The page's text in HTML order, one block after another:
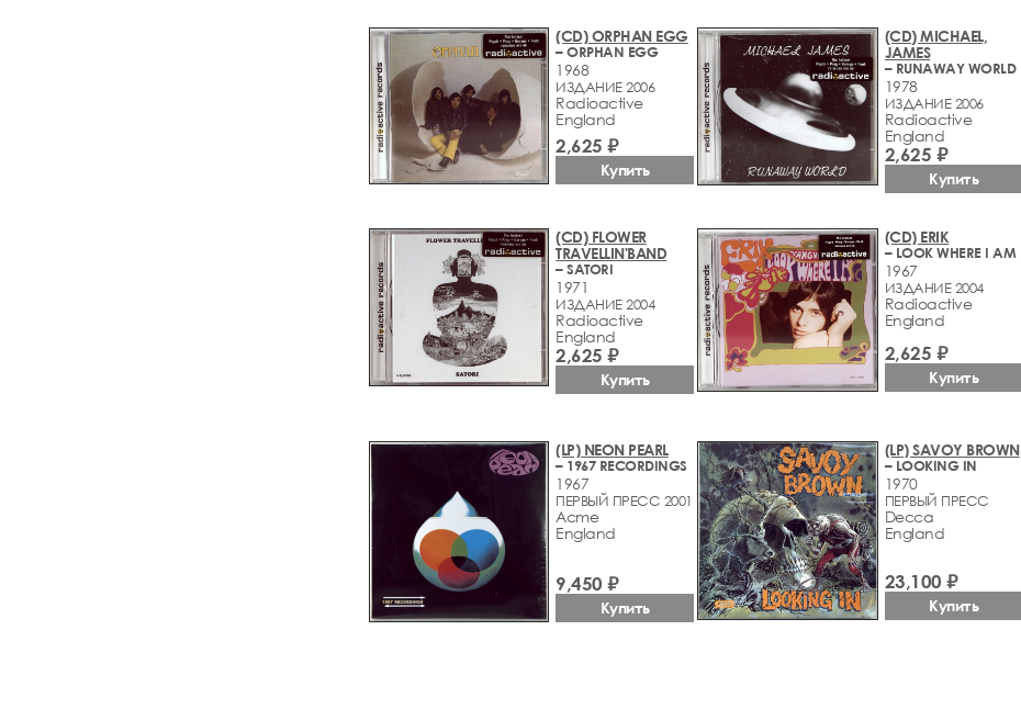
(CD) ORPHAN EGG
– ORPHAN EGG
1968
ИЗДАНИЕ 2006
Radioactive
England
2,625 ₽
Купить
(CD) MICHAEL,
JAMES
– RUNAWAY WORLD
1978
ИЗДАНИЕ 2006
Radioactive
England
2,625 ₽
Купить
(CD) FLOWER
TRAVELLIN'BAND
– SATORI
1971
ИЗДАНИЕ 2004
Radioactive
England
2,625 ₽
Купить
(CD) ERIK
– LOOK WHERE I AM
1967
ИЗДАНИЕ 2004
Radioactive
England
2,625 ₽
Купить
(LP) NEON PEARL
– 1967 RECORDINGS
1967
ПЕРВЫЙ ПРЕСС 2001
Acme
England
9,450 ₽
Купить
(LP) SAVOY BROWN
– LOOKING IN
1970
ПЕРВЫЙ ПРЕСС
Decca
England
23,100 ₽
Купить